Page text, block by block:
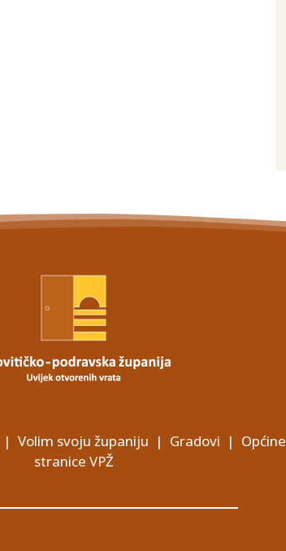
Volim svoju županiju | Gradovi | Općine
stranice VPŽ